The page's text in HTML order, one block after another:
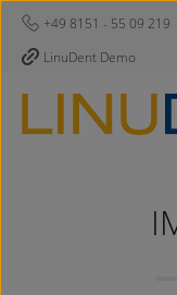
Zum Hauptinhalt
+49 8151 - 55 09 219
LinuDent Demo